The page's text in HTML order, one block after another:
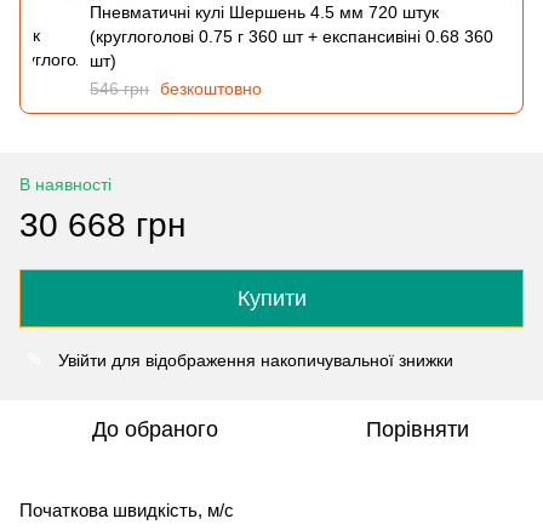
Пневматичні кулі Шершень 4.5 мм 720 штук
(круглоголові 0.75 г 360 шт + експансивіні 0.68 360
шт)
546 грн безкоштовно
В наявності
30 668 грн
Купити
Увійти для відображення накопичувальної знижки
До обраного Порівняти
Початкова швидкість, м/с